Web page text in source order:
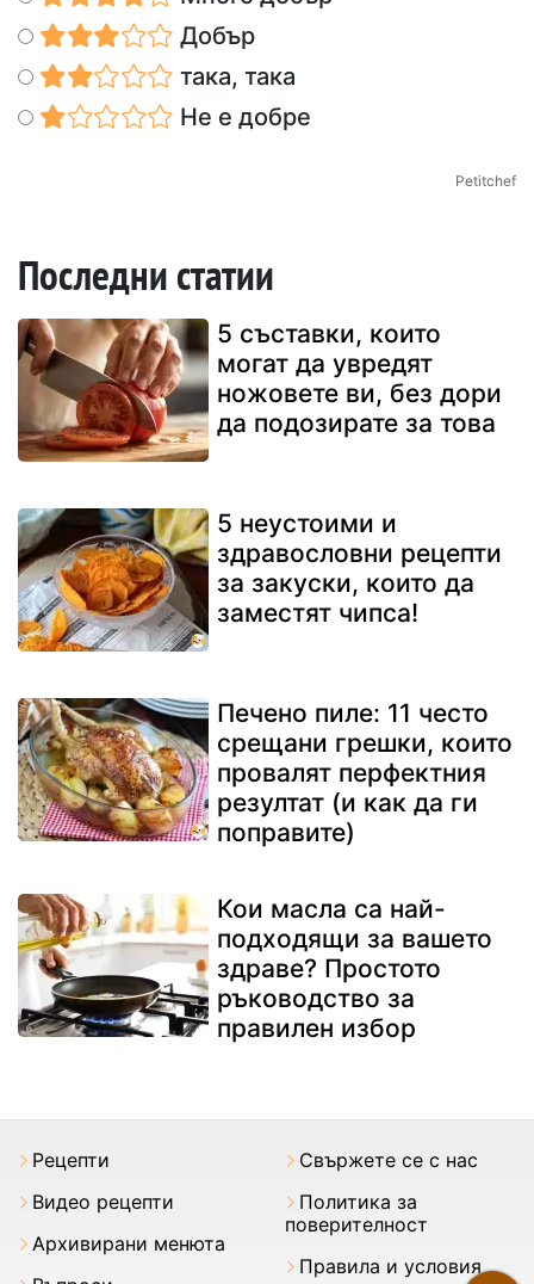
Добър
така, така
Не е добре
Petitchef
Последни статии
5 съставки, които
могат да увредят
ножовете ви, без дори
да подозирате за това
5 неустоими и
здравословни рецепти
за закуски, които да
заместят чипса!
Печено пиле: 11 често
срещани грешки, които
провалят перфектния
резултат (и как да ги
поправите)
Кои масла са най-
подходящи за вашето
здраве? Простото
ръководство за
правилен избор
Рецепти
Видео рецепти
Архивирани менюта
Свържете се с нас
Политика за
поверителност
Правила и условия